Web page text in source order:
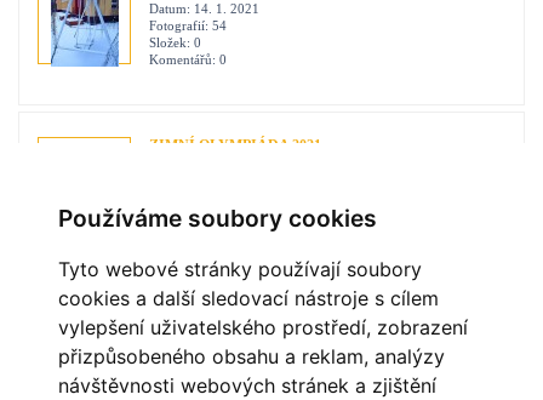
Používáme soubory cookies
Tyto webové stránky používají soubory
cookies a další sledovací nástroje s cílem
vylepšení uživatelského prostředí, zobrazení
přizpůsobeného obsahu a reklam, analýzy
návštěvnosti webových stránek a zjištění
Datum: 14. 1. 2021
Fotografií: 54
Složek: 0
Komentářů: 0
ZIMNÍ OLYMPIÁDA 2021
Komentářů:26
OBLÍBENÉ ODKAZY
MĚSTO HAVÍŘOV